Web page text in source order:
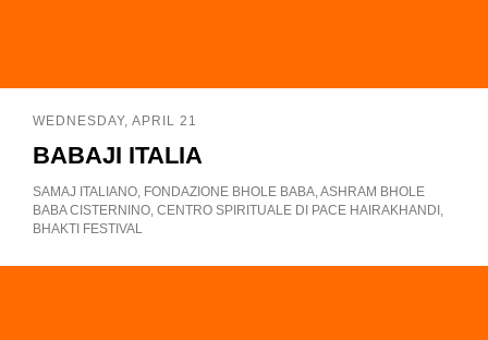
WEDNESDAY, APRIL 21
BABAJI ITALIA
SAMAJ ITALIANO, FONDAZIONE BHOLE BABA, ASHRAM BHOLE
BABA CISTERNINO, CENTRO SPIRITUALE DI PACE HAIRAKHANDI,
BHAKTI FESTIVAL